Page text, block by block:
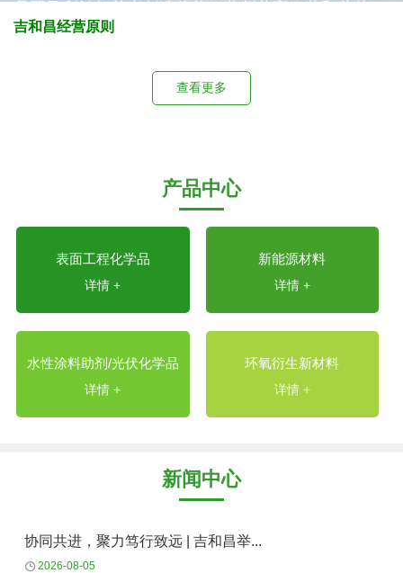
吉和昌经营原则
查看更多
产品中心
表面工程化学品
详情 +
新能源材料
详情 +
水性涂料助剂/光伏化学品
详情 +
环氧衍生新材料
详情 +
新闻中心
协同共进，聚力笃行致远 | 吉和昌举...
2026-08-05